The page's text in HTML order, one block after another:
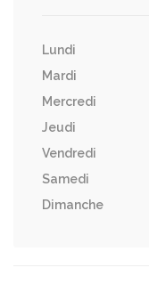
Lundi
Mardi
Mercredi
Jeudi
Vendredi
Samedi
Dimanche